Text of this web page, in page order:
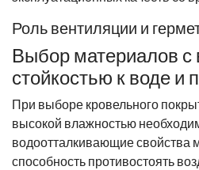
Роль вентиляции и
Выбор материалов с
стойкостью к воде и
При выборе кровельного
высокой влажностью
водоотталкивающие свойства
способность противостоять